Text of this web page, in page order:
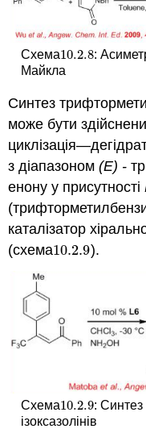
Схема10.2.8
10.2.8:
Майкла
Синтез
може бути
з діапазоном(Е) -
енону у присутності
каталізатор
(схема10.2.9
10.2.9).
Схема10.2.9
10.2.9:
ізоксазолінів